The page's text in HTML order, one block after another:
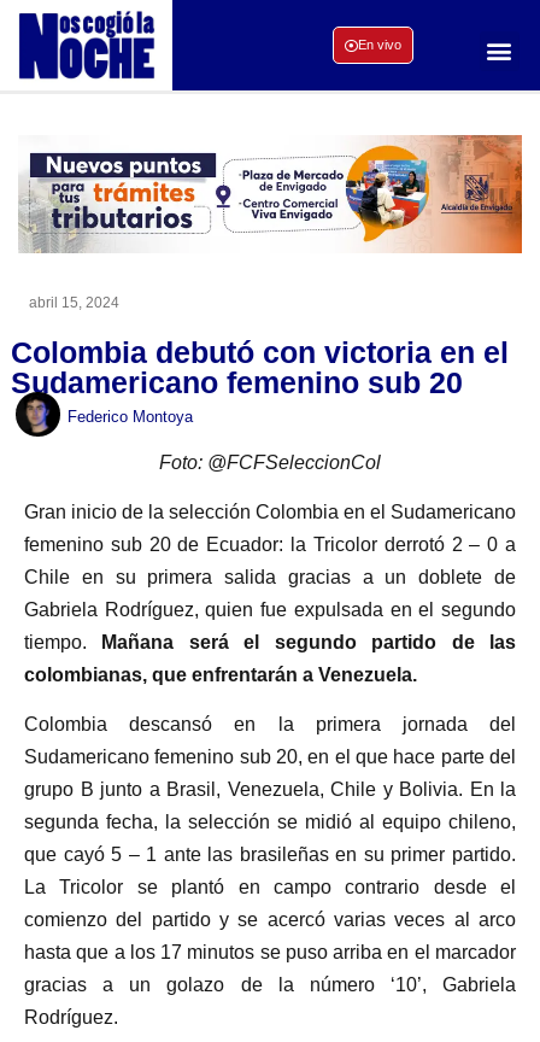
En vivo
abril 15, 2024
Colombia debutó con victoria en el
Sudamericano femenino sub 20
Federico Montoya
Foto: @FCFSeleccionCol
Gran inicio de la selección Colombia en el Sudamericano
femenino sub 20 de Ecuador: la Tricolor derrotó 2 – 0 a
Chile en su primera salida gracias a un doblete de
Gabriela Rodríguez, quien fue expulsada en el segundo
tiempo.
Mañana será el segundo partido de las
colombianas, que enfrentarán a Venezuela.
Colombia descansó en la primera jornada del
Sudamericano femenino sub 20, en el que hace parte del
grupo B junto a Brasil, Venezuela, Chile y Bolivia. En la
segunda fecha, la selección se midió al equipo chileno,
que cayó 5 – 1 ante las brasileñas en su primer partido.
La Tricolor se plantó en campo contrario desde el
comienzo del partido y se acercó varias veces al arco
hasta que a los 17 minutos se puso arriba en el marcador
gracias a un golazo de la número ‘10’, Gabriela
Rodríguez.